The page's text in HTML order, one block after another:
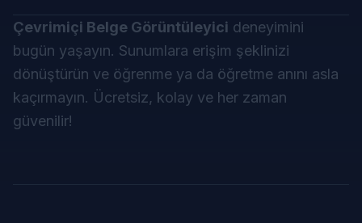
Çevrimiçi Belge Görüntüleyici deneyimini
bugün yaşayın. Sunumlara erişim şeklinizi
dönüştürün ve öğrenme ya da öğretme anını asla
kaçırmayın. Ücretsiz, kolay ve her zaman
güvenilir!